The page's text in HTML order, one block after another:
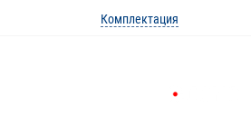
Комплектация